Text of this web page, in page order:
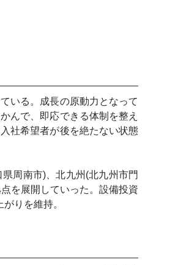
いる。成長の原動力となって
んで、即応できる体制を整え
社希望者が後を絶たない状態
周南市)、北九州(北九州市門
を展開していった。設備投資
りを維持。